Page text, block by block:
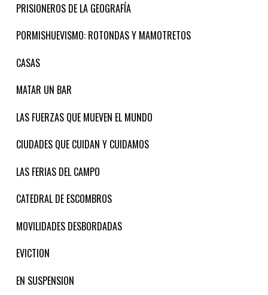
PRISIONEROS DE LA GEOGRAFÍA
PORMISHUEVISMO: ROTONDAS Y MAMOTRETOS
CASAS
MATAR UN BAR
LAS FUERZAS QUE MUEVEN EL MUNDO
CIUDADES QUE CUIDAN Y CUIDAMOS
LAS FERIAS DEL CAMPO
CATEDRAL DE ESCOMBROS
MOVILIDADES DESBORDADAS
EVICTION
EN SUSPENSION